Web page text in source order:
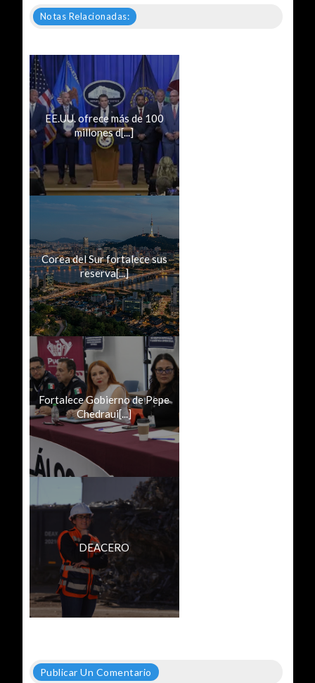
Notas Relacionadas:
EE.UU. ofrece más de 100
millones d[...]
Corea del Sur fortalece sus
reserva[...]
Fortalece Gobierno de Pepe
Chedraui[...]
DEACERO
Publicar Un Comentario